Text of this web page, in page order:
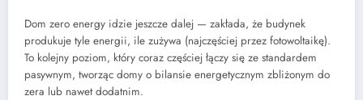
Dom zero energy idzie jeszcze dalej — zakłada, że budynek
produkuje tyle energii, ile zużywa (najczęściej przez fotowoltaikę).
To kolejny poziom, który coraz częściej łączy się ze standardem
pasywnym, tworząc domy o bilansie energetycznym zbliżonym do
zera lub nawet dodatnim.